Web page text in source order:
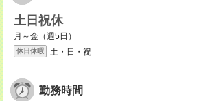
土日祝休
月～金（週5日）
休日休暇 土・日・祝
勤務時間